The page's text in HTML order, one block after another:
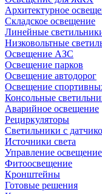
Архитектурное
Складское освещение
Линейные
Низковольтные
Освещение АЗС
Освещение парков
Освещение автодорог
Освещение
Консольные
Аварийное освещение
Рециркуляторы
Светильники с
Источники света
Управление
Фитоосвещение
Кронштейны
Готовые решения